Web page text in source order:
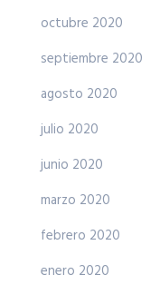
octubre 2020
septiembre 2020
agosto 2020
julio 2020
junio 2020
marzo 2020
febrero 2020
enero 2020